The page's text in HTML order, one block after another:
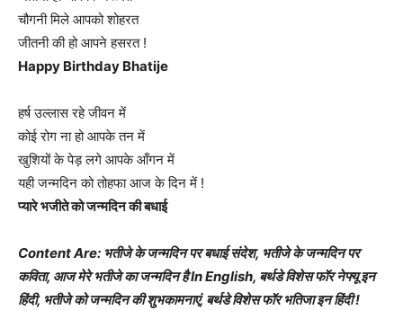
चौगनी मिले आपको शोहरत
जीतनी की हो आपने हसरत !
Happy Birthday Bhatije
हर्ष उल्लास रहे जीवन में
कोई रोग ना हो आपके तन में
खुशियों के पेड़ लगे आपके आँगन में
यही जन्मदिन को तोहफा आज के दिन में !
प्यारे भजीते को जन्मदिन की बधाई
Content Are: भतीजे के जन्मदिन पर बधाई संदेश, भतीजे के जन्मदिन पर
कविता, आज मेरे भतीजे का जन्मदिन है In English, बर्थडे विशेस फॉर नेफ्यू इन
हिंदी, भतीजे को जन्मदिन की शुभकामनाएं, बर्थडे विशेस फॉर भतिजा इन हिंदी !